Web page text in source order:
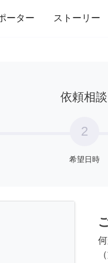
ーター ストーリー
ア 趣味・習い事
依頼相談
2
希望日時